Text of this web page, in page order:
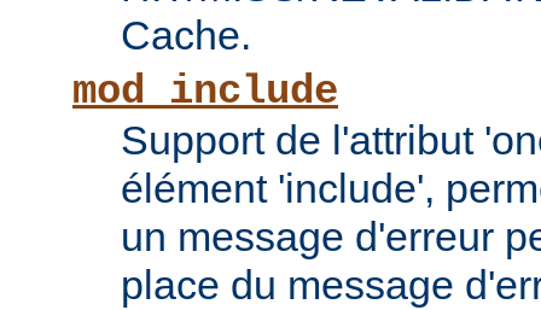
Cache.
mod_include
Support de l'attribut
élément 'include',
un message d'erreur
place du message